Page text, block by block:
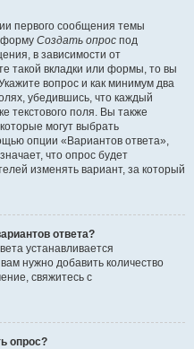
первого сообщения темы
форму Создать опрос под
в зависимости от
такой вкладки или формы, то вы
вопрос и как минимум два
убедившись, что каждый
текстового поля. Вы также
могут выбрать
опции «Вариантов ответа»,
что опрос будет
изменять вариант, за который
ответа?
устанавливается
нужно добавить количество
свяжитесь с
опрос?